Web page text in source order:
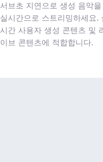
서브초 지연으로 생성 음악을
실시간으로 스트리밍하세요.
시간 사용자 생성 콘텐츠 및
이브 콘텐츠에 적합합니다.